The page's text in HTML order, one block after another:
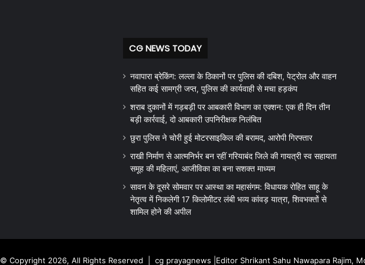
CG NEWS TODAY
नवापारा ब्रेकिंग: लल्ला के ठिकानों पर पुलिस की दबिश, पेट्रोल और वाहन
सहित कई सामग्री जप्त, पुलिस की कार्यवाही से मचा हड़कंप
शराब दुकानों में गड़बड़ी पर आबकारी विभाग का एक्शन: एक ही दिन तीन
बड़ी कार्रवाई, दो आबकारी उपनिरीक्षक निलंबित
छुरा पुलिस ने चोरी हुई मोटरसाइकिल की बरामद, आरोपी गिरफ्तार
राखी निर्माण से आत्मनिर्भर बन रहीं गरियाबंद जिले की गायत्री स्व सहायता
समूह की महिलाएं, आजीविका का बना सशक्त माध्यम
सावन के दूसरे सोमवार पर आस्था का महासंगम: विधायक रोहित साहू के
नेतृत्व में निकलेगी 17 किलोमीटर लंबी भव्य कांवड़ यात्रा, शिवभक्तों से
शामिल होने की अपील
© Copyright 2026, All Rights Reserved | cg prayagnews |Editor Shrikant Sahu Nawapara Rajim,